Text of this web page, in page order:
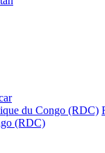
du Congo (RDC)
(RDC)